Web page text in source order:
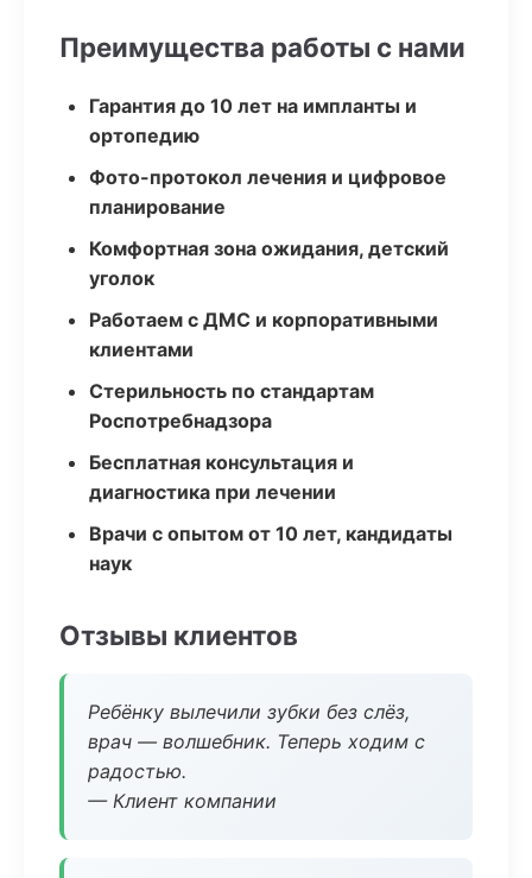
Преимущества работы с нами
Гарантия до 10 лет на импланты и
ортопедию
Фото-протокол лечения и цифровое
планирование
Комфортная зона ожидания, детский
уголок
Работаем с ДМС и корпоративными
клиентами
Стерильность по стандартам
Роспотребнадзора
Бесплатная консультация и
диагностика при лечении
Врачи с опытом от 10 лет, кандидаты
наук
Отзывы клиентов
Ребёнку вылечили зубки без слёз,
врач — волшебник. Теперь ходим с
радостью.
— Клиент компании